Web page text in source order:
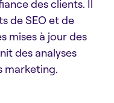
des clients. Il
de SEO et de
mises à jour des
des analyses
marketing.